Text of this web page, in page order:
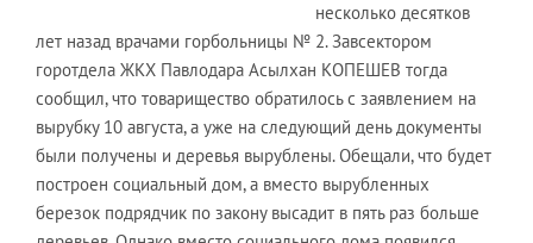
несколько десятков
лет назад врачами горбольницы № 2. Завсектором
горотдела ЖКХ Павлодара Асылхан КОПЕШЕВ тогда
сообщил, что товарищество обратилось с заявлением на
вырубку 10 августа, а уже на следующий день документы
были получены и деревья вырублены. Обещали, что будет
построен социальный дом, а вместо вырубленных
березок подрядчик по закону высадит в пять раз больше